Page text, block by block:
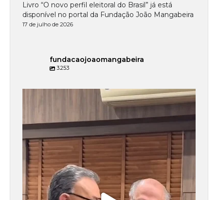
Livro “O novo perfil eleitoral do Brasil” já está
disponível no portal da Fundação João Mangabeira
17 de julho de 2026
fundacaojoaomangabeira
3.253
fundacaojoaomangabeira
Jul 15